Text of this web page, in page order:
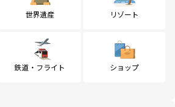
世界遺産 リゾート
鉄道・フライト ショップ